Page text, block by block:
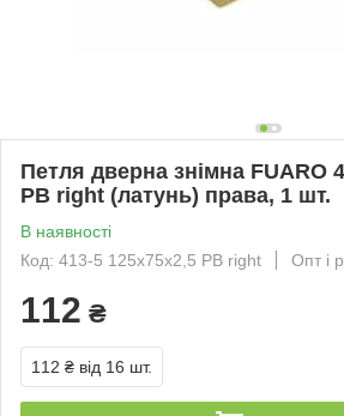
Петля дверна знімна FUARO
PB right (латунь) права, 1 шт.
В наявності
Код: 413-5 125x75x2,5 PB right
Опт і
112 ₴
112 ₴ від 16 шт.